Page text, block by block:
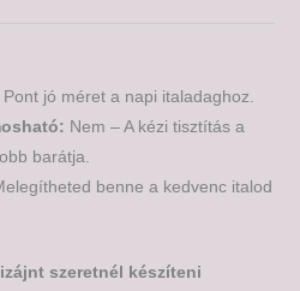
jó méret a napi italadaghoz.
Nem – A kézi tisztítás a
barátja.
benne a kedvenc italod
szeretnél készíteni